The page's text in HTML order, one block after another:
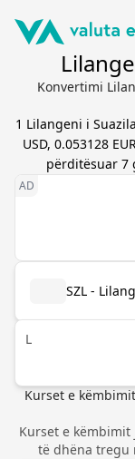
Konvertimi
1 Lilangeni i
USD, 0.053128
përditësuar 7
SZL -
L
Kurset e
Kurset e
të dhëna tregu